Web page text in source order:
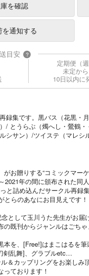
を確認
を通知する
目安 ?
定期便（
未定から
10日以内に
録集です。黒バス（花黒・
/ とうらぶ（燭へし・鶯鶴
シサン）/ツイステ（マレシ
お贈りする“コミックマー
2021年の間に頒布された同
と詰め込んだサークル再録
とらのあなにお目見えです！
として玉川うた先生がお届
の既刊からジャンルはごち
を、[Free!]はまこはるを筆
剣乱舞]、グラブルetc…
＆カップリングをお楽しみ
っております！